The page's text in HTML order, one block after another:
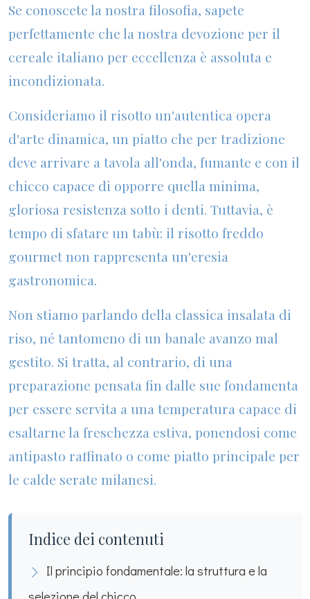
Se conoscete la nostra filosofia, sapete
perfettamente che la nostra devozione per il
cereale italiano per eccellenza è assoluta e
incondizionata.
Consideriamo il risotto un'autentica opera
d'arte dinamica, un piatto che per tradizione
deve arrivare a tavola all'onda, fumante e con il
chicco capace di opporre quella minima,
gloriosa resistenza sotto i denti. Tuttavia, è
tempo di sfatare un tabù: il risotto freddo
gourmet non rappresenta un'eresia
gastronomica.
Non stiamo parlando della classica insalata di
riso, né tantomeno di un banale avanzo mal
gestito. Si tratta, al contrario, di una
preparazione pensata fin dalle sue fondamenta
per essere servita a una temperatura capace di
esaltarne la freschezza estiva, ponendosi come
antipasto raffinato o come piatto principale per
le calde serate milanesi.
Indice dei contenuti
Il principio fondamentale: la struttura e la